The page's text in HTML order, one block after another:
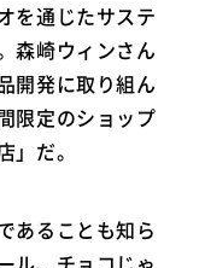
を通じたサステ
森崎ウィンさん
開発に取り組ん
限定のショップ
」だ。
あることも知ら